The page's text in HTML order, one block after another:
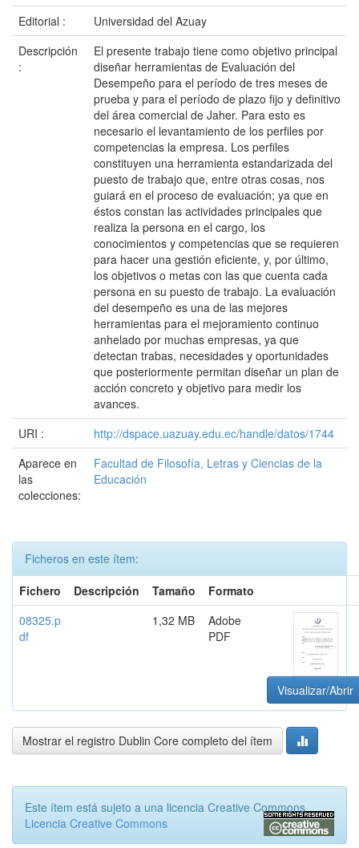
Editorial :
Universidad del Azuay
Descripción
:
El presente trabajo tiene como objetivo principal
diseñar herramientas de Evaluación del
Desempeño para el período de tres meses de
prueba y para el período de plazo fijo y definitivo
del área comercial de Jaher. Para esto es
necesario el levantamiento de los perfiles por
competencias la empresa. Los perfiles
constituyen una herramienta estandarizada del
puesto de trabajo que, entre otras cosas, nos
guiará en el proceso de evaluación; ya que en
éstos constan las actividades principales que
realiza la persona en el cargo, los
conocimientos y competencias que se requieren
para hacer una gestión eficiente, y, por último,
los objetivos o metas con las que cuenta cada
persona en su puesto de trabajo. La evaluación
del desempeño es una de las mejores
herramientas para el mejoramiento continuo
anhelado por muchas empresas, ya que
detectan trabas, necesidades y oportunidades
que posteriormente permitan diseñar un plan de
acción concreto y objetivo para medir los
avances.
URI :
http://dspace.uazuay.edu.ec/handle/datos/1744
Aparece en
las
colecciones:
Facultad de Filosofía, Letras y Ciencias de la
Educación
Ficheros en este ítem:
Fichero
Descripción Tamaño
Formato
08325.p
df
1,32 MB
Adobe
PDF
Visualizar/Abrir
Mostrar el registro Dublin Core completo del ítem
Este ítem está sujeto a una licencia Creative Commons
Licencia Creative Commons